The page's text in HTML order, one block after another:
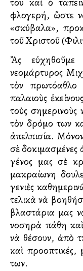
φλογερή, ὥστε
«σκύβαλα»,
τοῦ Χριστοῦ
Ἂς
νεομάρτυρος
τὸν
παλαιοὺς
τοὺς σημερινοὺς
τὸν δρόμο των
ἀπελπισία.
σὲ δοκιμασμένες
γένος μας σὲ
μακραίωνη
γενιὲς
τελικὰ νὰ
βλαστάρια μας
νοσηρὰ πάθη καὶ
νὰ θέσουν, ἀπὸ
καὶ
των.